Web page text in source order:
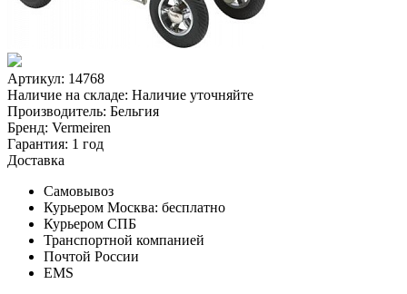
Артикул: 14768
Наличие на складе: Наличие уточняйте
Производитель: Бельгия
Бренд: Vermeiren
Гарантия: 1 год
Доставка
Самовывоз
Курьером Москва: бесплатно
Курьером СПБ
Транспортной компанией
Почтой России
EMS